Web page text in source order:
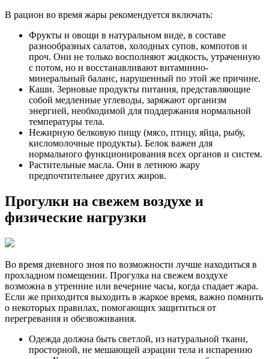
В рацион во время жары рекомендуется включать:
Фрукты и овощи в натуральном виде, в составе
разнообразных салатов, холодных супов, компотов и
проч. Они не только восполняют жидкость, утраченную
с потом, но и восстанавливают витаминно-
минеральный баланс, нарушенный по этой же причине.
Каши. Зерновые продукты питания, представляющие
собой медленные углеводы, заряжают организм
энергией, необходимой для поддержания нормальной
температуры тела.
Нежирную белковую пищу (мясо, птицу, яйца, рыбу,
кисломолочные продукты). Белок важен для
нормального функционирования всех органов и систем.
Растительные масла. Они в летнюю жару
предпочтительнее других жиров.
Прогулки на свежем воздухе и
физические нагрузки
Во время дневного зноя по возможности лучше находиться в
прохладном помещении. Прогулка на свежем воздухе
возможна в утренние или вечерние часы, когда спадает жара.
Если же приходится выходить в жаркое время, важно помнить
о некоторых правилах, помогающих защититься от
перегревания и обезвоживания.
Одежда должна быть светлой, из натуральной ткани,
просторной, не мешающей аэрации тела и испарению